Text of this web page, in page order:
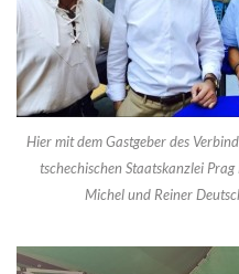
Hier mit dem Gastgeber des
tschechischen Staatskanzlei
Michel und Reiner